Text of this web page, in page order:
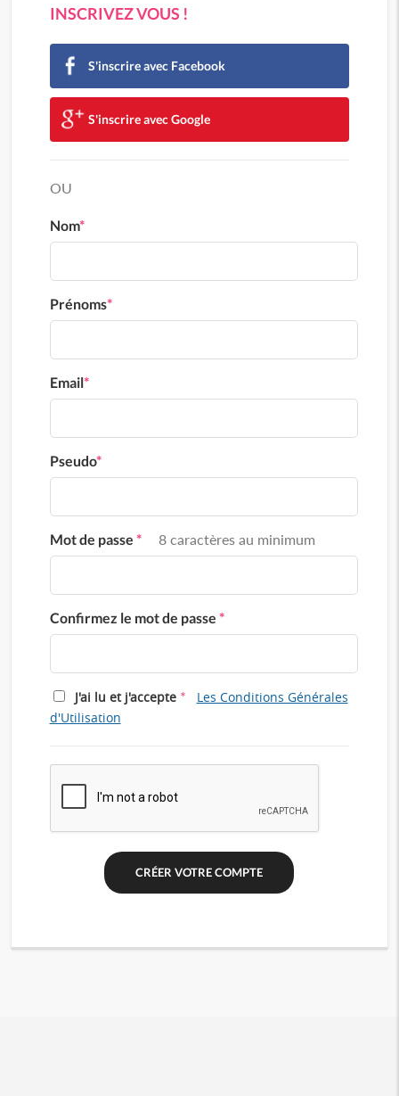
INSCRIVEZ VOUS !
S'inscrire avec Facebook
S'inscrire avec Google
OU
Nom*
Prénoms*
Email*
Pseudo*
Mot de passe * 8 caractères au minimum
Confirmez le mot de passe *
J'ai lu et j'accepte *
Les Conditions Générales
d'Utilisation